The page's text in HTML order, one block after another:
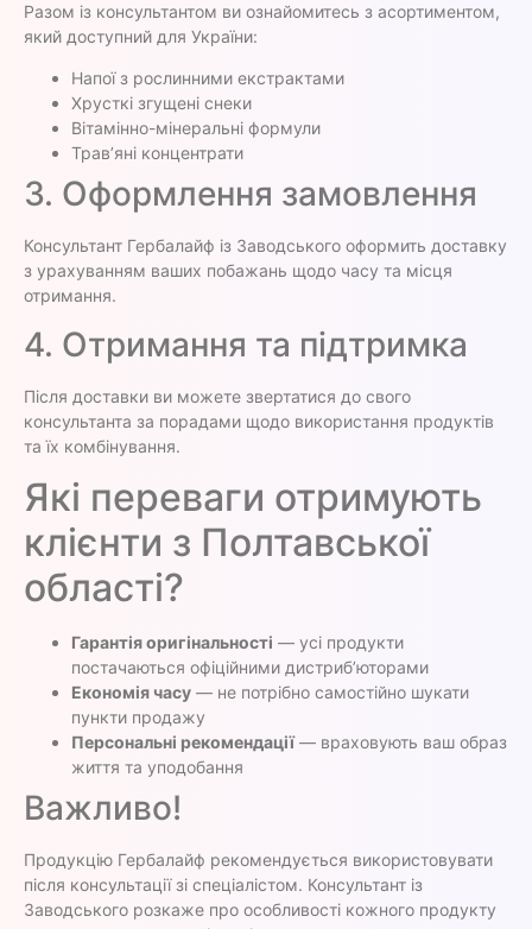
Разом із консультантом ви ознайомитесь з асортиментом,
який доступний для України:
Напої з рослинними екстрактами
Хрусткі згущені снеки
Вітамінно-мінеральні формули
Трав’яні концентрати
3. Оформлення замовлення
Консультант Гербалайф із Заводського оформить доставку
з урахуванням ваших побажань щодо часу та місця
отримання.
4. Отримання та підтримка
Після доставки ви можете звертатися до свого
консультанта за порадами щодо використання продуктів
та їх комбінування.
Які переваги отримують
клієнти з Полтавської
області?
Гарантія оригінальності — усі продукти
постачаються офіційними дистриб’юторами
Економія часу — не потрібно самостійно шукати
пункти продажу
Персональні рекомендації— враховують ваш образ
життя та уподобання
Важливо!
Продукцію Гербалайф рекомендується використовувати
після консультації зі спеціалістом. Консультант із
Заводського розкаже про особливості кожного продукту